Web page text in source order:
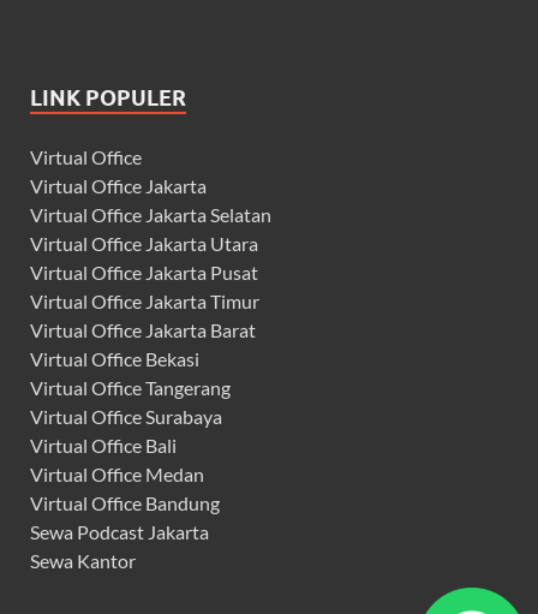
LINK POPULER
Virtual Office
Virtual Office Jakarta
Virtual Office Jakarta Selatan
Virtual Office Jakarta Utara
Virtual Office Jakarta Pusat
Virtual Office Jakarta Timur
Virtual Office Jakarta Barat
Virtual Office Bekasi
Virtual Office Tangerang
Virtual Office Surabaya
Virtual Office Bali
Virtual Office Medan
Virtual Office Bandung
Sewa Podcast Jakarta
Sewa Kantor